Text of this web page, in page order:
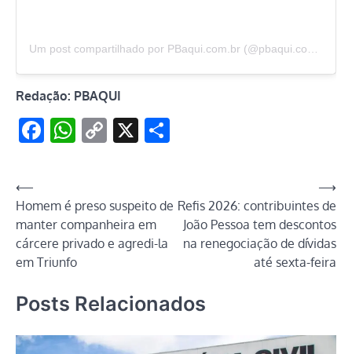
Um post compartilhado por PBaqui.com.br (@pbaqui.com.br)
Redação: PBAQUI
Facebook
WhatsApp
Copy
X
Navegação
de
Post
⟵
Homem é preso suspeito de
manter companheira em
cárcere privado e agredi-la
em Triunfo
Refis 2026: contribuintes de
João Pessoa tem descontos
na renegociação de dívidas
até sexta-feira
⟶
Posts Relacionados